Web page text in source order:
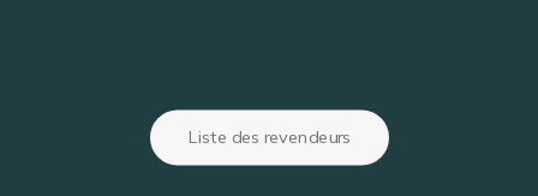
Liste des revendeurs